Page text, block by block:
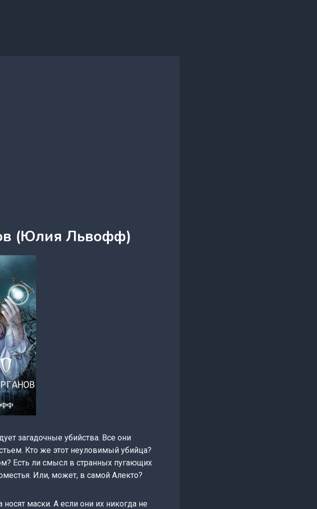
(Юлия Львофф)
загадочные убийства. Все они
Кто же этот неуловимый убийца?
Есть ли смысл в странных пугающих
Или, может, в самой Алекто?
маски. А если они их никогда не